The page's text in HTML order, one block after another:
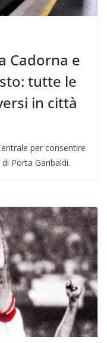
Cadorna e
tutte le
in città
per consentire
Porta Garibaldi.